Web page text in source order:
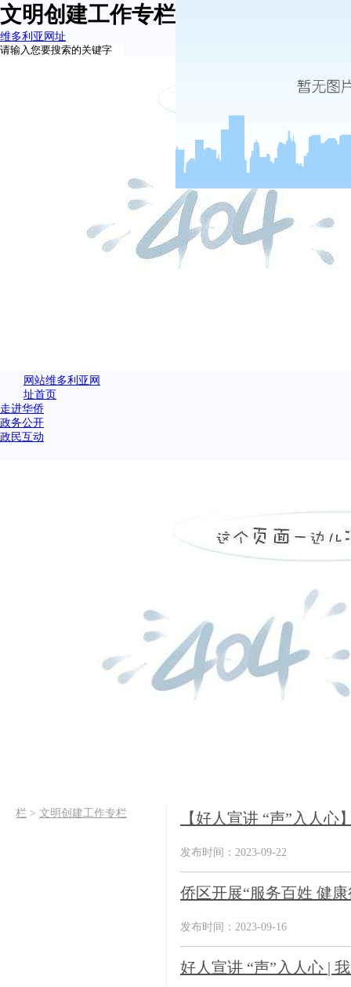
文明创建工作专栏-维多利亚网址
维多利亚网址
网站维多利亚网
址首页
走进华侨
政务公开
政民互动
栏 > 文明创建工作专栏 【好人宣讲 “声”入人
发布时间：2023-09-22
侨区开展“服务百姓 健
发布时间：2023-09-16
好人宣讲 “声”入人心 |